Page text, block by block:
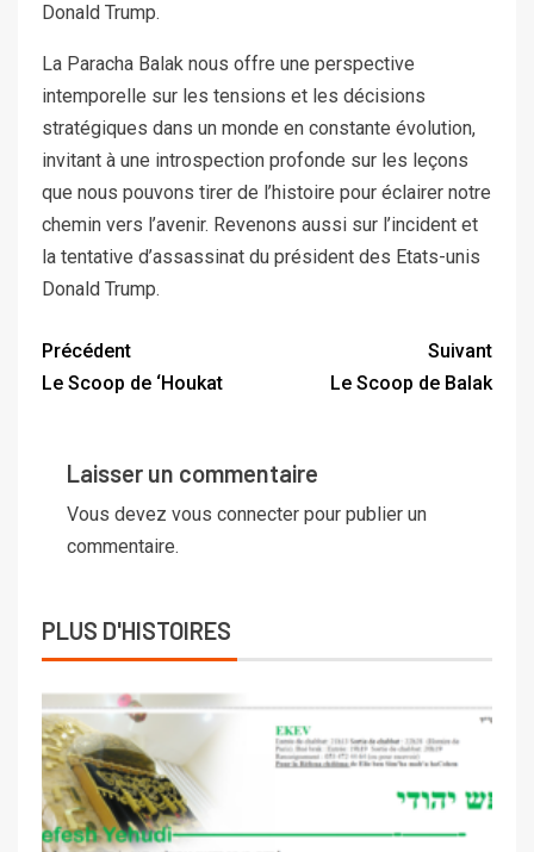
Donald Trump.
La Paracha Balak nous offre une perspective
intemporelle sur les tensions et les décisions
stratégiques dans un monde en constante évolution,
invitant à une introspection profonde sur les leçons
que nous pouvons tirer de l’histoire pour éclairer notre
chemin vers l’avenir. Revenons aussi sur l’incident et
la tentative d’assassinat du président des Etats-unis
Donald Trump.
Précédent
Le Scoop de ‘Houkat
Suivant
Le Scoop de Balak
Laisser un commentaire
Vous devez vous connecter pour publier un
commentaire.
PLUS D'HISTOIRES